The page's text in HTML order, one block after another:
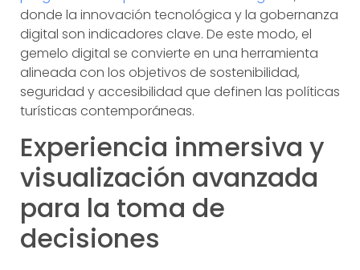
donde la innovación tecnológica y la gobernanza
digital son indicadores clave. De este modo, el
gemelo digital se convierte en una herramienta
alineada con los objetivos de sostenibilidad,
seguridad y accesibilidad que definen las políticas
turísticas contemporáneas.
Experiencia inmersiva y
visualización avanzada
para la toma de
decisiones